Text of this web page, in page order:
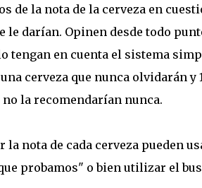
de la nota de la cerveza en
le darían. Opinen desde todo
tengan en cuenta el sistema
cerveza que nunca olvidarán
no la recomendarían nunca.
la nota de cada cerveza pueden
probamos" o bien utilizar el